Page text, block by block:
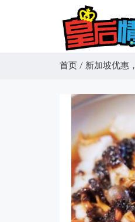
首页 / 新加坡优惠